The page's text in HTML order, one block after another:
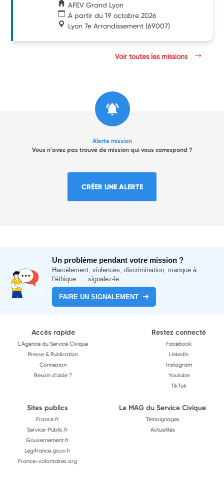
AFEV Grand Lyon
À partir du 19 octobre 2026
Lyon 7e Arrondissement (69007)
Voir toutes les missions
Alerte mission
Vous n'avez pas trouvé de mission qui vous correspond ?
CRÉER UNE ALERTE
Un problème pendant votre mission ?
Harcèlement, violences, discrimination, manque à
l’éthique... : signalez-le.
FAIRE UN SIGNALEMENT
Accès rapide
L'Agence du Service Civique
Presse & Publication
Connexion
Besoin d'aide ?
Restez connecté
Facebook
Linkedin
Instagram
Youtube
TikTok
Sites publics
France.fr
Service-Public.fr
Gouvernement.fr
Legifrance.gouv.fr
France-volontaires.org
Le MAG du Service Civique
Témoignages
Actualités